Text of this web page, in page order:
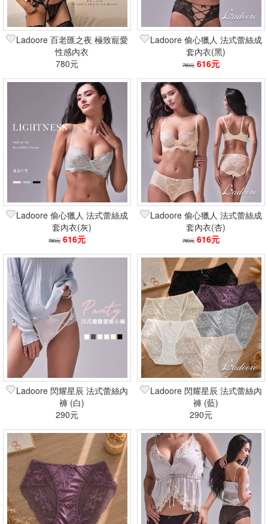
Ladoore 百老匯之夜 極致寵愛
性感內衣
780元
Ladoore 偷心獵人 法式蕾絲成
套內衣(黑)
780元 616元
Ladoore 偷心獵人 法式蕾絲成
套內衣(灰)
780元 616元
Ladoore 偷心獵人 法式蕾絲成
套內衣(杏)
780元 616元
Ladoore 閃耀星辰 法式蕾絲內
褲 (白)
290元
Ladoore 閃耀星辰 法式蕾絲內
褲 (藍)
290元